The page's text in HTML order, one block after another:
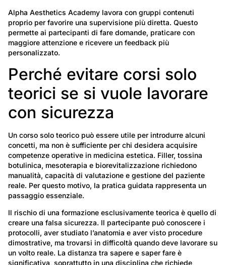
Alpha Aesthetics Academy lavora con gruppi contenuti
proprio per favorire una supervisione più diretta. Questo
permette ai partecipanti di fare domande, praticare con
maggiore attenzione e ricevere un feedback più
personalizzato.
Perché evitare corsi solo
teorici se si vuole lavorare
con sicurezza
Un corso solo teorico può essere utile per introdurre alcuni
concetti, ma non è sufficiente per chi desidera acquisire
competenze operative in medicina estetica. Filler, tossina
botulinica, mesoterapia e biorevitalizzazione richiedono
manualità, capacità di valutazione e gestione del paziente
reale. Per questo motivo, la pratica guidata rappresenta un
passaggio essenziale.
Il rischio di una formazione esclusivamente teorica è quello di
creare una falsa sicurezza. Il partecipante può conoscere i
protocolli, aver studiato l’anatomia e aver visto procedure
dimostrative, ma trovarsi in difficoltà quando deve lavorare su
un volto reale. La distanza tra sapere e saper fare è
significativa, soprattutto in una disciplina che richiede